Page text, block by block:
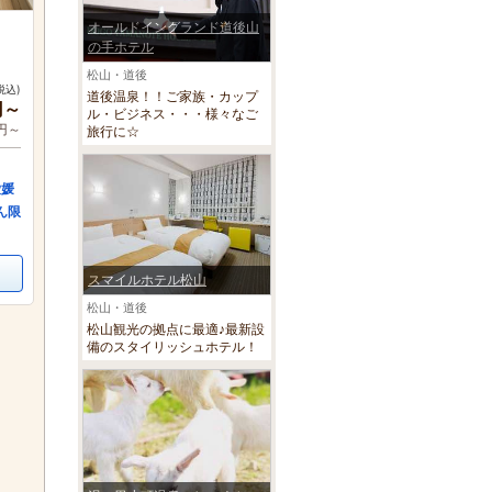
込)
～
限
オールドイングランド道後山
の手ホテル
松山・道後
道後温泉！！ご家族・カップ
ル・ビジネス・・・様々なご
旅行に☆
スマイルホテル松山
松山・道後
松山観光の拠点に最適♪最新設
備のスタイリッシュホテル！